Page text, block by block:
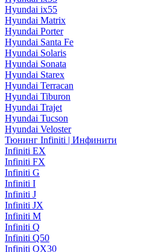
Hyundai ix55
Hyundai Matrix
Hyundai Porter
Hyundai Santa Fe
Hyundai Solaris
Hyundai Sonata
Hyundai Starex
Hyundai Terracan
Hyundai Tiburon
Hyundai Trajet
Hyundai Tucson
Hyundai Veloster
Тюнинг Infiniti | Инфинити
Infiniti EX
Infiniti FX
Infiniti G
Infiniti I
Infiniti J
Infiniti JX
Infiniti M
Infiniti Q
Infiniti Q50
Infiniti QX30